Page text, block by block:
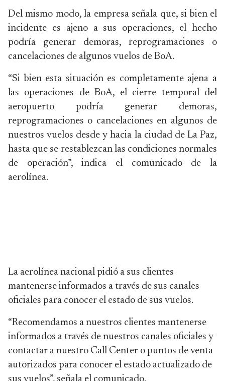
Del mismo modo, la empresa señala que, si bien el
incidente es ajeno a sus operaciones, el hecho
podría generar demoras, reprogramaciones o
cancelaciones de algunos vuelos de BoA.
“Si bien esta situación es completamente ajena a
las operaciones de BoA, el cierre temporal del
aeropuerto podría generar demoras,
reprogramaciones o cancelaciones en algunos de
nuestros vuelos desde y hacia la ciudad de La Paz,
hasta que se restablezcan las condiciones normales
de operación”, indica el comunicado de la
aerolínea.
La aerolínea nacional pidió a sus clientes
mantenerse informados a través de sus canales
oficiales para conocer el estado de sus vuelos.
“Recomendamos a nuestros clientes mantenerse
informados a través de nuestros canales oficiales y
contactar a nuestro Call Center o puntos de venta
autorizados para conocer el estado actualizado de
sus vuelos”, señala el comunicado.